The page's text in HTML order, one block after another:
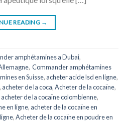
READING →
amphétamines a Dubai,
, Commander amphétamines
en Suisse, acheter acide lsd en ligne,
, acheter de la coca,Acheter de la cocaïne,
acheter de la cocaïne colombienne,
en ligne, acheter de la cocaïne en
,Acheter de la cocaïne en poudre en